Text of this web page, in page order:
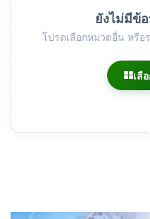
ยังไม่มีข้
โปรดเลือกหมวดอื่น หรือ
เลื